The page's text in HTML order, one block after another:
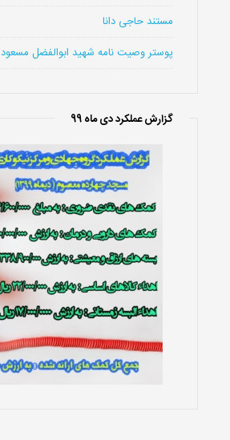
مستند حاجی دانا
پوستر وصیت نامه شهید ابوالفضل مسعود
گزارش عملکرد دی ماه 99